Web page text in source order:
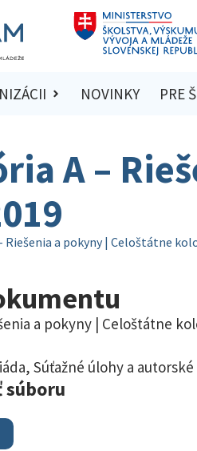
NOVINKY PRE
A –
Riešenia a pokyny | Celoštátne
a pokyny | Celoštátne
, Súťažné úlohy a
súboru